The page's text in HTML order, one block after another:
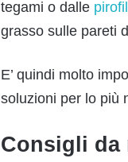
tegami o dalle
grasso sulle pareti
E’ quindi molto
soluzioni per lo più
Consigli